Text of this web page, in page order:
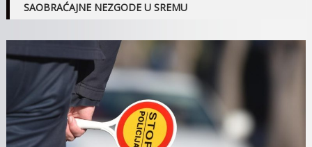
SAOBRAĆAJNE NEZGODE U SREMU